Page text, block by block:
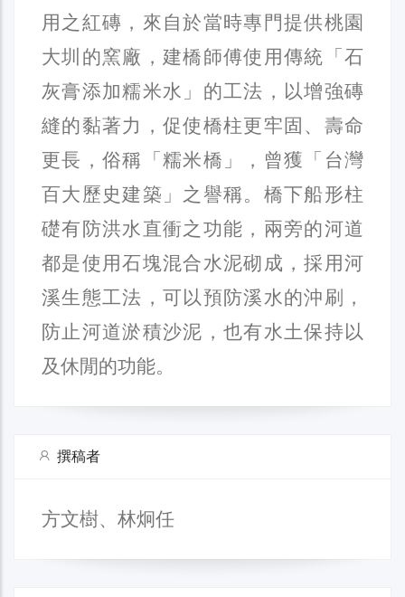
用之紅磚，來自於當時專門提供桃園
大圳的窯廠，建橋師傅使用傳統「石
灰膏添加糯米水」的工法，以增強磚
縫的黏著力，促使橋柱更牢固、壽命
更長，俗稱「糯米橋」，曾獲「台灣
百大歷史建築」之譽稱。橋下船形柱
礎有防洪水直衝之功能，兩旁的河道
都是使用石塊混合水泥砌成，採用河
溪生態工法，可以預防溪水的沖刷，
防止河道淤積沙泥，也有水土保持以
及休閒的功能。
撰稿者
方文樹、林炯任